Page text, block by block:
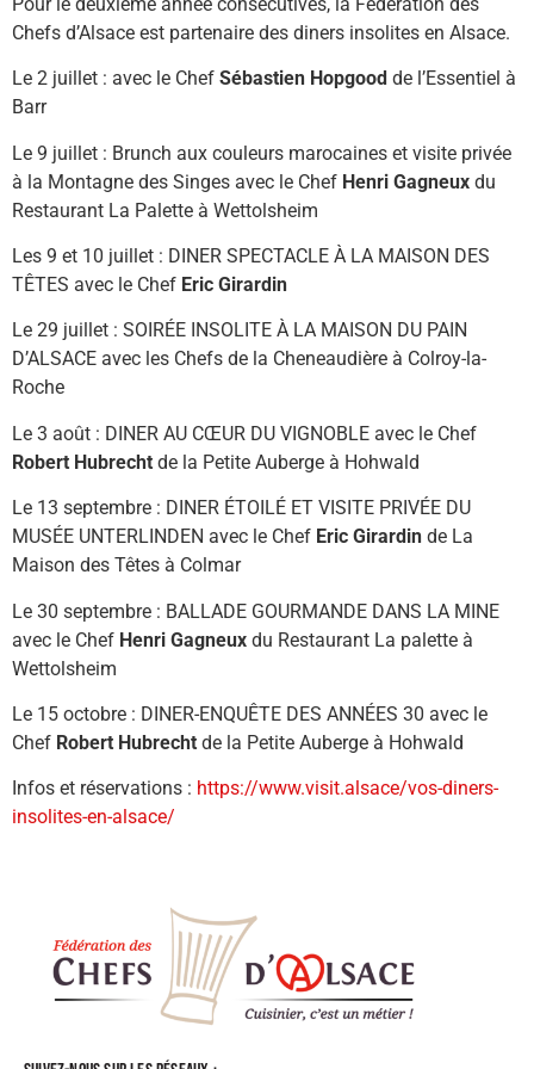
Chefs d’Alsace est partenaire des diners insolites en Alsace.
Le 2 juillet : avec le Chef Sébastien Hopgood de l’Essentiel à
Barr
Le 9 juillet : Brunch aux couleurs marocaines et visite privée
à la Montagne des Singes avec le Chef Henri Gagneux du
Restaurant La Palette à Wettolsheim
Les 9 et 10 juillet : DINER SPECTACLE À LA MAISON DES
TÊTES avec le Chef Eric Girardin
Le 29 juillet : SOIRÉE INSOLITE À LA MAISON DU PAIN
D’ALSACE avec les Chefs de la Cheneaudière à Colroy-la-
Roche
Le 3 août : DINER AU CŒUR DU VIGNOBLE avec le Chef
Robert Hubrecht de la Petite Auberge à Hohwald
Le 13 septembre : DINER ÉTOILÉ ET VISITE PRIVÉE DU
MUSÉE UNTERLINDEN avec le Chef Eric Girardin de La
Maison des Têtes à Colmar
Le 30 septembre : BALLADE GOURMANDE DANS LA MINE
avec le Chef Henri Gagneux du Restaurant La palette à
Wettolsheim
Le 15 octobre : DINER-ENQUÊTE DES ANNÉES 30 avec le
Chef Robert Hubrecht de la Petite Auberge à Hohwald
Infos et réservations : https://www.visit.alsace/vos-diners-
insolites-en-alsace/